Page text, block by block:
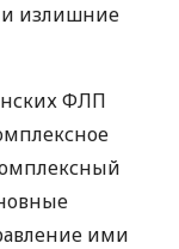
излишние
ФЛП
ими